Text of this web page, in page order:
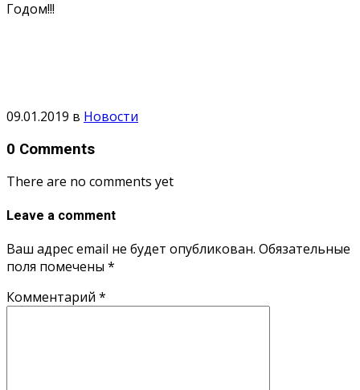
Годом!!!
09.01.2019 в Новости
0 Comments
There are no comments yet
Leave a comment
Ваш адрес email не будет опубликован. Обязательные
поля помечены *
Комментарий *